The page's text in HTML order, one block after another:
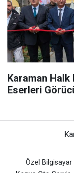
Karaman
Eserleri
Özel Bilgisayar